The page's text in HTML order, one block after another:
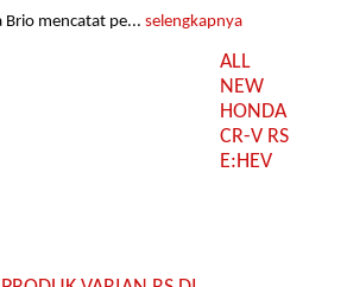
Brio mencatat pe...selengkapnya
ALL
NEW
HONDA
CR-V RS
E:HEV